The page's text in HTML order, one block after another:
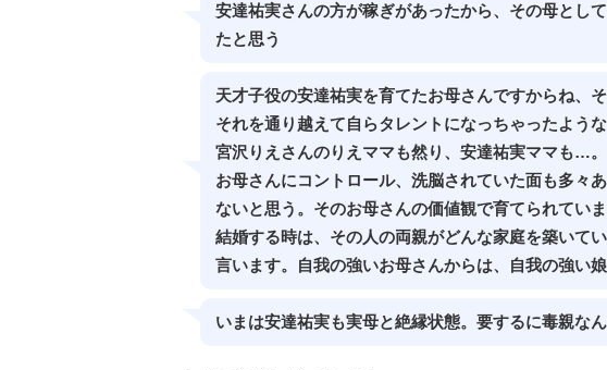
安達祐実さんの方が稼ぎがあったから、その母とし
たと思う
天才子役の安達祐実を育てたお母さんですからね、
それを通り越えて自らタレントになっちゃったような
宮沢りえさんのりえママも然り、安達祐実ママも…。
お母さんにコントロール、洗脳されていた面も多々
ないと思う。そのお母さんの価値観で育てられていま
結婚する時は、その人の両親がどんな家庭を築いて
言います。自我の強いお母さんからは、自我の強い娘
いまは安達祐実も実母と絶縁状態。要するに毒親な